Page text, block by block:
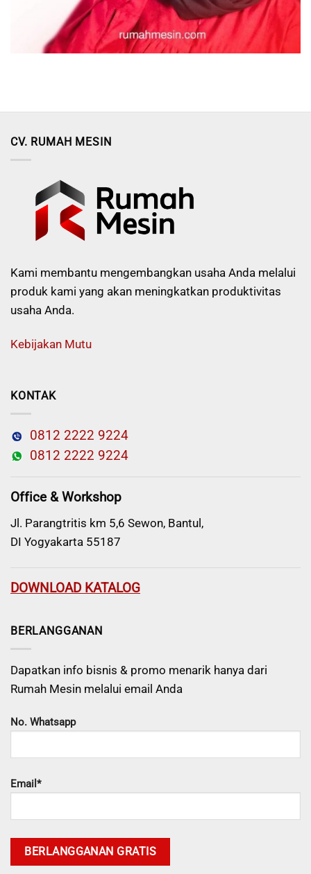
CV. RUMAH MESIN
Kami membantu mengembangkan usaha Anda melalui
produk kami yang akan meningkatkan produktivitas
usaha Anda.
Kebijakan Mutu
KONTAK
0812 2222 9224
0812 2222 9224
Office & Workshop
Jl. Parangtritis km 5,6 Sewon, Bantul,
DI Yogyakarta 55187
DOWNLOAD KATALOG
BERLANGGANAN
Dapatkan info bisnis & promo menarik hanya dari
Rumah Mesin melalui email Anda
No. Whatsapp
Email*